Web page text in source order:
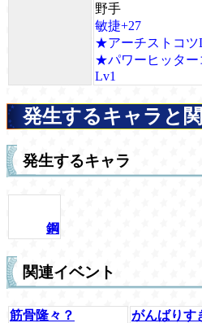
野手
敏捷+27
★アーチストコツ
★パワーヒッター
Lv1
発生するキャラと
発生するキャラ
鋼
関連イベント
筋骨隆々？
がんばりす